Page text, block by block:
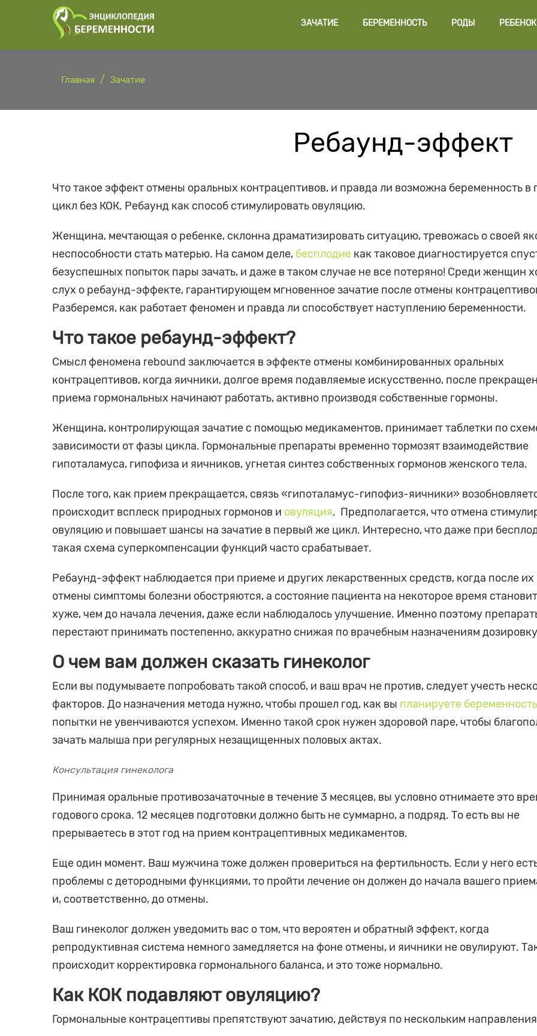
ЗАЧАТИЕ БЕРЕМЕННОСТЬ РОДЫ РЕБЕНОК
Главная Зачатие
Ребаунд-эффект
Что такое эффект отмены оральных контрацептивов, и правда ли возможна беременность в
цикл без КОК. Ребаунд как способ стимулировать овуляцию.
Женщина, мечтающая о ребенке, склонна драматизировать ситуацию, тревожась о своей
неспособности стать матерью. На самом деле, бесплодие как таковое диагностируется
безуспешных попыток пары зачать, и даже в таком случае не все потеряно! Среди женщин
слух о ребаунд-эффекте, гарантирующем мгновенное зачатие после отмены
Разберемся, как работает феномен и правда ли способствует наступлению беременности.
Что такое ребаунд-эффект?
Смысл феномена rebound заключается в эффекте отмены комбинированных оральных
контрацептивов, когда яичники, долгое время подавляемые искусственно, после
приема гормональных начинают работать, активно производя собственные гормоны.
Женщина, контролирующая зачатие с помощью медикаментов, принимает таблетки по
зависимости от фазы цикла. Гормональные препараты временно тормозят взаимодействие
гипоталамуса, гипофиза и яичников, угнетая синтез собственных гормонов женского тела.
После того, как прием прекращается, связь «гипоталамус-гипофиз-яичники»
происходит всплеск природных гормонов и овуляция. Предполагается, что отмена
овуляцию и повышает шансы на зачатие в первый же цикл. Интересно, что даже при
такая схема суперкомпенсации функций часто срабатывает.
Ребаунд-эффект наблюдается при приеме и других лекарственных средств, когда после их
отмены симптомы болезни обостряются, а состояние пациента на некоторое время
хуже, чем до начала лечения, даже если наблюдалось улучшение. Именно поэтому
перестают принимать постепенно, аккуратно снижая по врачебным назначениям
О чем вам должен сказать гинеколог
Если вы подумываете попробовать такой способ, и ваш врач не против, следует учесть
факторов. До назначения метода нужно, чтобы прошел год, как вы планируете беременность
попытки не увенчиваются успехом. Именно такой срок нужен здоровой паре, чтобы
зачать малыша при регулярных незащищенных половых актах.
Консультация гинеколога
Принимая оральные противозачаточные в течение 3 месяцев, вы условно отнимаете это
годового срока. 12 месяцев подготовки должно быть не суммарно, а подряд. То есть вы не
прерываетесь в этот год на прием контрацептивных медикаментов.
Еще один момент. Ваш мужчина тоже должен провериться на фертильность. Если у него
проблемы с детородными функциями, то пройти лечение он должен до начала вашего
и, соответственно, до отмены.
Ваш гинеколог должен уведомить вас о том, что вероятен и обратный эффект, когда
репродуктивная система немного замедляется на фоне отмены, и яичники не овулируют.
происходит корректировка гормонального баланса, и это тоже нормально.
Как КОК подавляют овуляцию?
Гормональные контрацептивы препятствуют зачатию, действуя по нескольким